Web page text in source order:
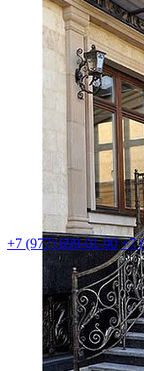
+7 (977) 699-01-90 +7